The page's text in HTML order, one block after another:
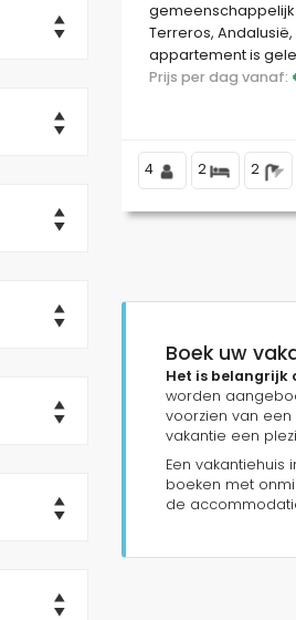
gemeenschappelijk
Terreros,
appartement is
residentieel en
Prijs per dag vanaf:
4 2 2
Boek uw
Het is belangrijk
worden
voorzien van
vakantie een
Een vakantiehuis
boeken met
de